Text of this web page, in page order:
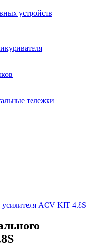
устройств
тележки
усилителя ACV KIT 4.8S